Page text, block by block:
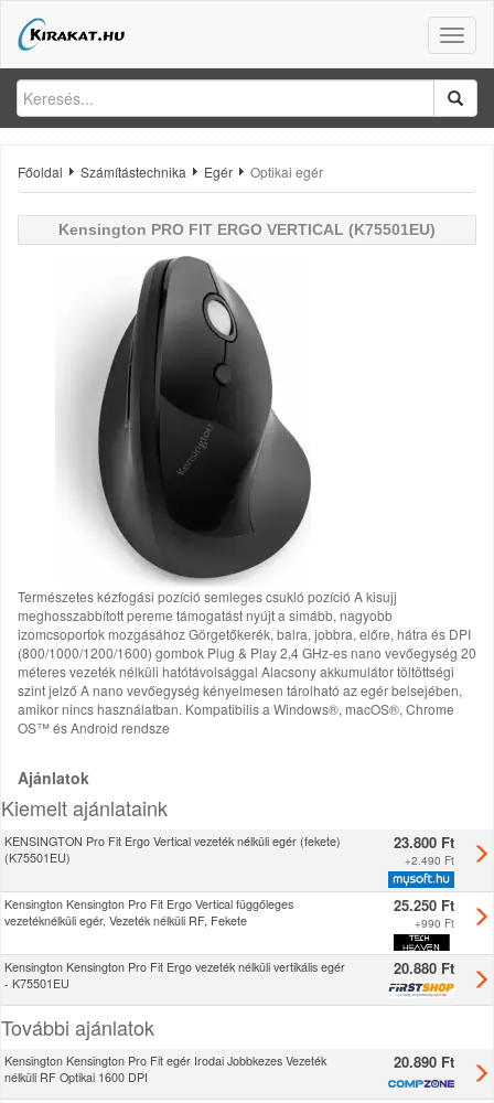
Toggle
Főoldal Számítástechnika Egér Optikai egér
Kensington PRO FIT ERGO VERTICAL (K75501EU)
Természetes kézfogási pozíció semleges csukló pozíció A kisujj
meghosszabbított pereme támogatást nyújt a simább, nagyobb
izomcsoportok mozgásához Görgetőkerék, balra, jobbra, előre, hátra és DPI
(800/1000/1200/1600) gombok Plug & Play 2,4 GHz-es nano vevőegység 20
méteres vezeték nélküli hatótávolsággal Alacsony akkumulátor töltöttségi
szint jelző A nano vevőegység kényelmesen tárolható az egér belsejében,
amikor nincs használatban. Kompatibilis a Windows®, macOS®, Chrome
OS™ és Android rendsze
Ajánlatok
Kiemelt ajánlataink
KENSINGTON Pro Fit Ergo Vertical vezeték nélküli egér (fekete)
(K75501EU)
23.800 Ft
+2.490 Ft
Kensington Kensington Pro Fit Ergo Vertical függőleges
vezetéknélküli egér, Vezeték nélküli RF, Fekete
25.250 Ft
+990 Ft
Kensington Kensington Pro Fit Ergo vezeték nélküli vertikális egér
- K75501EU
20.880 Ft
További ajánlatok
Kensington Kensington Pro Fit egér Irodai Jobbkezes Vezeték
nélküli RF Optikai 1600 DPI
20.890 Ft